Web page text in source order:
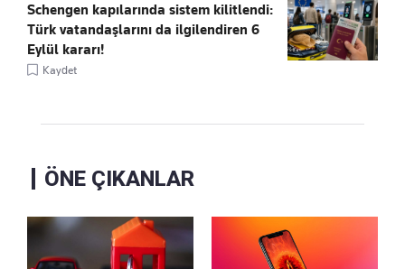
Schengen kapılarında sistem kilitlendi:
Türk vatandaşlarını da ilgilendiren 6
Eylül kararı!
Kaydet
ÖNE ÇIKANLAR